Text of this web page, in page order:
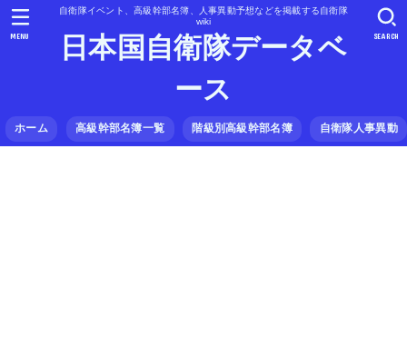
自衛隊イベント、高級幹部名簿、人事異動予想などを掲載する自衛隊
wiki
日本国自衛隊データベ
ース
ホーム 高級幹部名簿一覧 階級別高級幹部名簿 自衛隊人事異動
SEARCH
MENU